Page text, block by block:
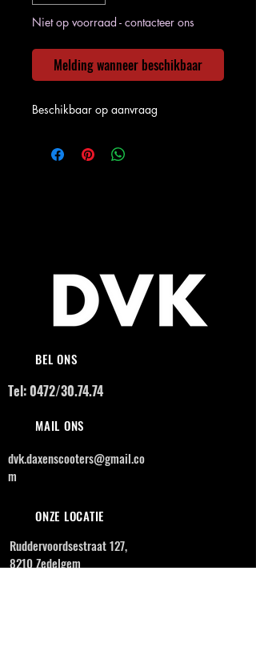
Niet op voorraad - contacteer ons
Melding wanneer beschikbaar
Beschikbaar op aanvraag
BEL ONS
Tel: 0472/30.74.74
MAIL ONS
dvk.daxenscooters@gmail.co
m
ONZE LOCATIE
Ruddervoordsestraat 127,
8210 Zedelgem